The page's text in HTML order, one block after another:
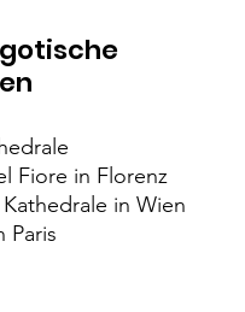
Fiore in Florenz
in Wien
Paris